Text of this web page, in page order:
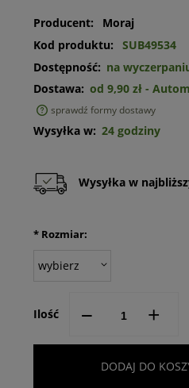
Producent:
Moraj
Kod produktu:
SUB49534
Dostępność: na
Dostawa: od 9,90 zł -
sprawdź formy dostawy
Wysyłka w: 24 godziny
Wysyłka w
*Rozmiar:
Ilość -- +
DODAJ DO